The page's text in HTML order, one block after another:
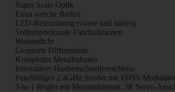
Super Scale Optik
Extra weiche Reifen
LED-Beleuchtung (vorne und hinten)
Vollproportionale Fahrfunktionen
Wasserdicht
Gesperrte Differentiale
Kompletter Metallrahmen
Innovativer Haubenschnellverschluss
Feinfühliger 2,4GHz Sender mit FHSS
3-in-1 Regler mit Mountainbreak, JR Servo-